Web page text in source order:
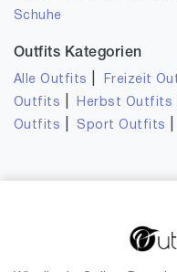
Schuhe
Outfits Kategorien
Alle Outfits Freizeit
Outfits
Herbst Outfits
Outfits
Sport Outfits